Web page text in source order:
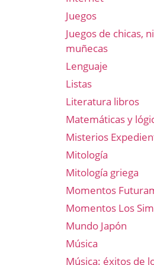
Juegos
Juegos de chicas,
muñecas
Lenguaje
Listas
Literatura libros
Matemáticas y
Misterios
Mitología
Mitología griega
Momentos
Momentos Los
Mundo Japón
Música
Música: éxitos de